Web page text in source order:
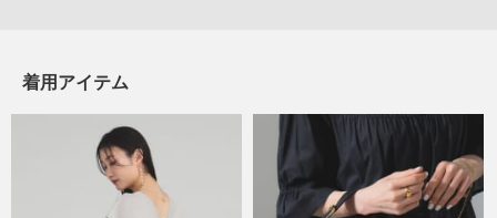
着用アイテム